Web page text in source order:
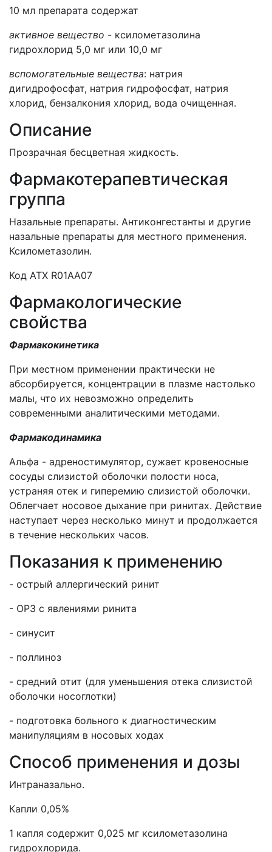
10 мл препарата содержат
активное вещество - ксилометазолина
гидрохлорид 5,0 мг или 10,0 мг
вспомогательные вещества: натрия
дигидрофосфат, натрия гидрофосфат, натрия
хлорид, бензалкония хлорид, вода очищенная.
Описание
Прозрачная бесцветная жидкость.
Фармакотерапевтическая
группа
Назальные препараты. Антиконгестанты и другие
назальные препараты для местного применения.
Ксилометазолин.
Код ATХ R01AA07
Фармакологические
свойства
Фармакокинетика
При местном применении практически не
абсорбируется, концентрации в плазме настолько
малы, что их невозможно определить
современными аналитическими методами.
Фармакодинамика
Альфа - адреностимулятор, сужает кровеносные
сосуды слизистой оболочки полости носа,
устраняя отек и гиперемию слизистой оболочки.
Облегчает носовое дыхание при ринитах. Действие
наступает через несколько минут и продолжается
в течение нескольких часов.
Показания к применению
- острый аллергический ринит
- ОРЗ с явлениями ринита
- синусит
- поллиноз
- средний отит (для уменьшения отека слизистой
оболочки носоглотки)
- подготовка больного к диагностическим
манипуляциям в носовых ходах
Способ применения и дозы
Интраназально.
Капли 0,05%
1 капля содержит 0,025 мг ксилометазолина
гидрохлорида.